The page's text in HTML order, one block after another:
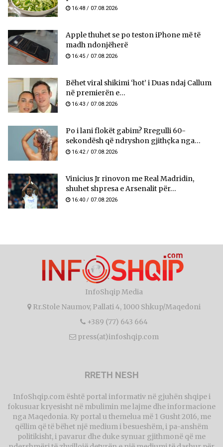
16:48 / 07.08.2026
Apple thuhet se po teston iPhone më të
madh ndonjëherë
16:45 / 07.08.2026
Bëhet viral shikimi ‘hot’ i Duas ndaj Callum
në premierën e...
16:43 / 07.08.2026
Po i lani flokët gabim? Rregulli 60-
sekondësh që ndryshon gjithçka nga...
16:42 / 07.08.2026
Vinicius Jr rinovon me Real Madridin,
shuhet shpresa e Arsenalit për...
16:40 / 07.08.2026
InfoShqip Media
Rr.Stole Naumov, Pallati 4, 1000 Shkup/Maqedoni
+389 (77) 643 664
press(at)infoshqip.com
RRETH NESH
InfoShqip.com është portal informativ në gjuhën shqipe i
fokusuar kryesisht në mbulimin me lajme dhe informacione
nga Maqedonia. Ky portal u themelua më 1 Gusht 2016, me
qëllim që të bëhet një medium i besueshëm, i pa-anshëm
politikisht, i pavarur dhe duke synuar gjithmonë që me